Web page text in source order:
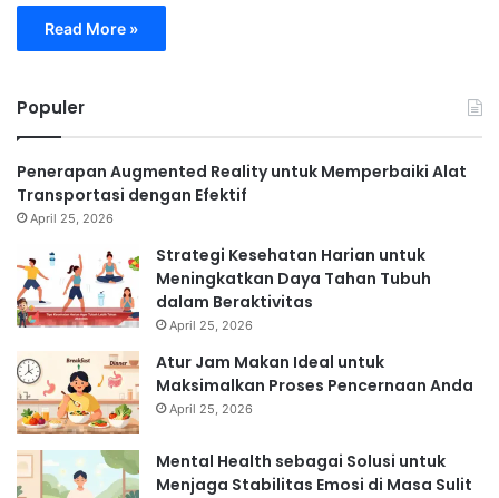
Read More »
Populer
Penerapan Augmented Reality untuk Memperbaiki Alat
Transportasi dengan Efektif
April 25, 2026
Strategi Kesehatan Harian untuk
Meningkatkan Daya Tahan Tubuh
dalam Beraktivitas
April 25, 2026
Atur Jam Makan Ideal untuk
Maksimalkan Proses Pencernaan Anda
April 25, 2026
Mental Health sebagai Solusi untuk
Menjaga Stabilitas Emosi di Masa Sulit